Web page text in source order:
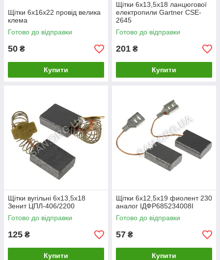
Щітки 6х16х22 провід велика
клема
Готово до відправки
50 ₴
Купити
Щітки 6х13,5х18 ланцюгової
електропили Gartner CSE-
2645
Готово до відправки
201 ₴
Купити
Щiтки вугiльнi 6х13,5х18
Зенит ЦПЛ-406/2200
Готово до відправки
125 ₴
Купити
Щітки 6х12,5х19 фиолент 230
аналог ІДФР685234008І
Готово до відправки
57 ₴
Купити